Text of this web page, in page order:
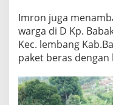
Imron juga
warga di D Kp.
Kec. lembang
paket beras dengan